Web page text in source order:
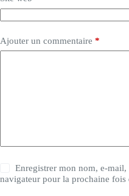
Ajouter un commentaire *
Enregistrer mon nom, e-mail,
navigateur pour la prochaine fois